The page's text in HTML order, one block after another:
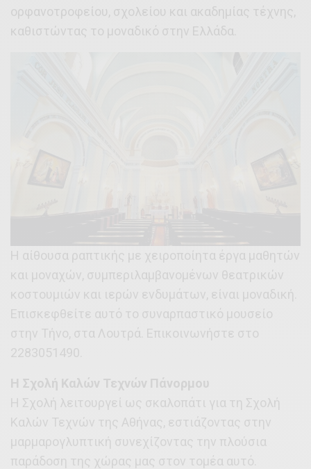
ορφανοτροφείου, σχολείου και ακαδημίας τέχνης,
καθιστώντας το μοναδικό στην Ελλάδα.
Η αίθουσα ραπτικής με χειροποίητα έργα μαθητών
και μοναχών, συμπεριλαμβανομένων θεατρικών
κοστουμιών και ιερών ενδυμάτων, είναι μοναδική.
Επισκεφθείτε αυτό το συναρπαστικό μουσείο
στην Τήνο, στα Λουτρά. Επικοινωνήστε στο
2283051490.
Η Σχολή Καλών Τεχνών Πάνορμου
Η Σχολή λειτουργεί ως σκαλοπάτι για τη Σχολή
Καλών Τεχνών της Αθήνας, εστιάζοντας στην
μαρμαρογλυπτική συνεχίζοντας την πλούσια
παράδοση της χώρας μας στον τομέα αυτό.